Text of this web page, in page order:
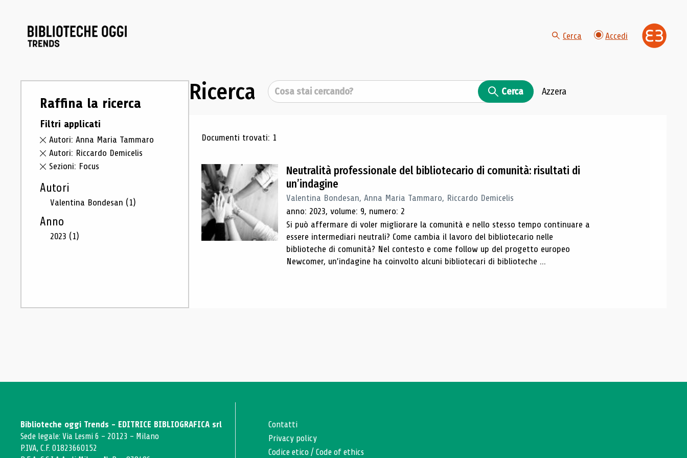
Cerca Accedi
Raffina la ricerca
Filtri applicati
Autori: Anna Maria Tammaro
Autori: Riccardo Demicelis
Sezioni: Focus
Autori
Valentina Bondesan (1)
Anno
2023 (1)
Ricerca Cerca Cerca Azzera
Risultati di ricerca
Documenti trovati: 1
Neutralità professionale del bibliotecario di comunità: risultati di
un’indagine
Valentina Bondesan, Anna Maria Tammaro, Riccardo Demicelis
anno: 2023, volume: 9, numero: 2
Si può affermare di voler migliorare la comunità e nello stesso tempo continuare a
essere intermediari neutrali? Come cambia il lavoro del bibliotecario nelle
biblioteche di comunità? Nel contesto e come follow up del progetto europeo
Newcomer, un’indagine ha coinvolto alcuni bibliotecari di biblioteche ...
Biblioteche oggi Trends - EDITRICE BIBLIOGRAFICA srl
Sede legale: Via Lesmi 6 - 20123 - Milano
P.IVA, C.F. 01823660152
Contatti
Privacy policy
Codice etico /Code of ethics